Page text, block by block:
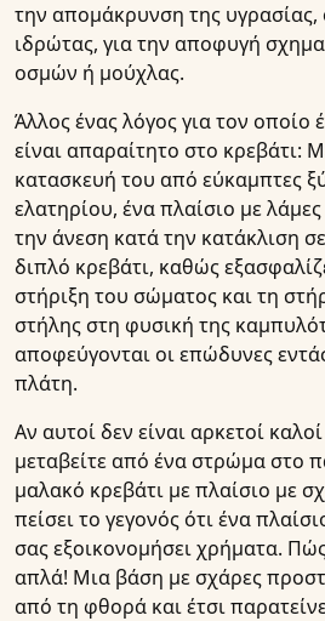
την απομάκρυνση της
ιδρώτας, για την αποφυγή
οσμών ή μούχλας.
Άλλος ένας λόγος για τον οποίο
είναι απαραίτητο στο κρεβάτι:
κατασκευή του από εύκαμπτες
ελατηρίου, ένα πλαίσιο με
την άνεση κατά την κατάκλιση
διπλό κρεβάτι, καθώς
στήριξη του σώματος και τη
στήλης στη φυσική της
αποφεύγονται οι επώδυνες
πλάτη.
Αν αυτοί δεν είναι αρκετοί
μεταβείτε από ένα στρώμα στο
μαλακό κρεβάτι με πλαίσιο με
πείσει το γεγονός ότι ένα
σας εξοικονομήσει χρήματα.
απλά! Μια βάση με σχάρες
από τη φθορά και έτσι